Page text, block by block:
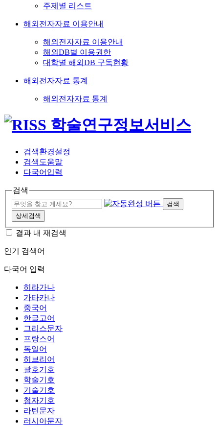
주제별 리스트
해외전자자료 이용안내
해외전자자료 이용안내
해외DB별 이용권한
대학별 해외DB 구독현황
해외전자자료 통계
해외전자자료 통계
검색환경설정
검색도움말
다국어입력
검색
검색
상세검색
결과 내 재검색
인기 검색어
다국어 입력
히라가나
가타카나
중국어
한글고어
그리스문자
프랑스어
독일어
히브리어
괄호기호
학술기호
기술기호
첨자기호
라틴문자
러시아문자